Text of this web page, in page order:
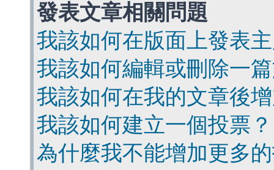
發表文章相關問題
我該如何在版面上發表
我該如何編輯或刪除一
我該如何在我的文章後
我該如何建立一個投票？
為什麼我不能增加更多